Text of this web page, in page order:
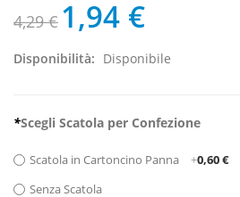
4,29 € 1,94 €
Disponibilità: Disponibile
*Scegli Scatola per Confezione
Scatola in Cartoncino Panna +0,60 €
Senza Scatola